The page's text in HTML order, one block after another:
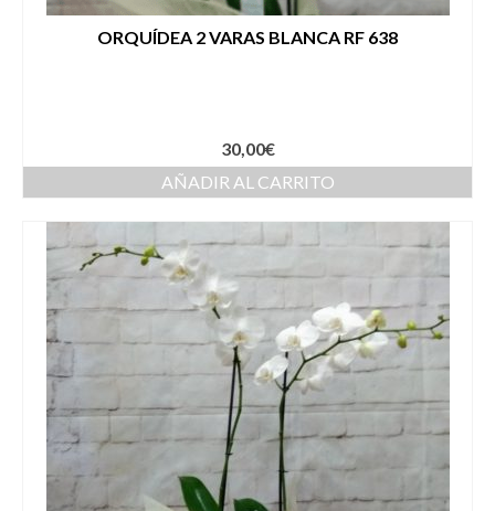
ORQUÍDEA 2 VARAS BLANCA RF 638
30,00€
AÑADIR AL CARRITO